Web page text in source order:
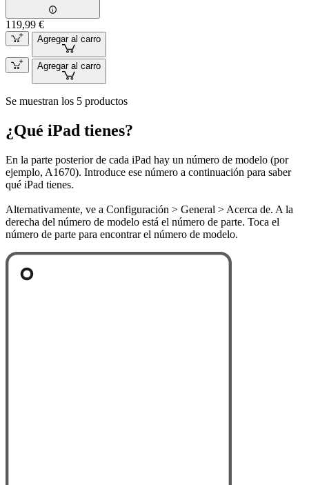
119,99 €
Agregar al carro
Agregar al carro
Se muestran los 5 productos
¿Qué iPad tienes?
En la parte posterior de cada iPad hay un número de modelo (por
ejemplo, A1670). Introduce ese número a continuación para saber
qué iPad tienes.
Alternativamente, ve a Configuración > General > Acerca de. A la
derecha del número de modelo está el número de parte. Toca el
número de parte para encontrar el número de modelo.